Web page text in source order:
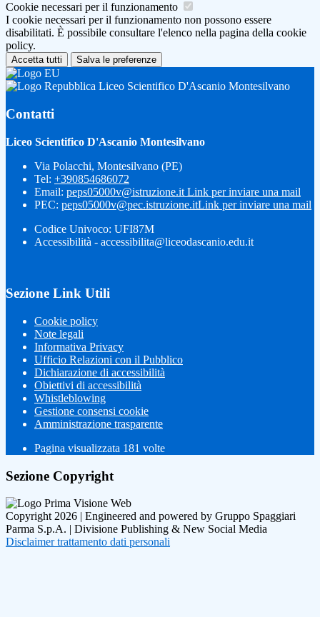
Cookie necessari per il funzionamento
I cookie necessari per il funzionamento non possono essere
disabilitati. È possibile consultare l'elenco nella pagina della cookie
policy.
Accetta tutti Salva le preferenze
Liceo Scientifico D'Ascanio Montesilvano
Contatti
Liceo Scientifico D'Ascanio Montesilvano
Via Polacchi, Montesilvano (PE)
Tel: +390854686072
Email: peps05000v@istruzione.it Link per inviare una mail
PEC: peps05000v@pec.istruzione.itLink per inviare una mail
Codice Univoco: UFI87M
Accessibilità - accessibilita@liceodascanio.edu.it
Sezione Link Utili
Cookie policy
Note legali
Informativa Privacy
Ufficio Relazioni con il Pubblico
Dichiarazione di accessibilità
Obiettivi di accessibilità
Whistleblowing
Gestione consensi cookie
Amministrazione trasparente
Pagina visualizzata 181 volte
Sezione Copyright
Copyright 2026 | Engineered and powered by Gruppo Spaggiari
Parma S.p.A. | Divisione Publishing & New Social Media
Disclaimer trattamento dati personali